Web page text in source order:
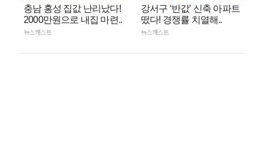
충남 홍성 집값 난리났다!
2000만원으로 내집 마련..
뉴스캐스트
강서구 ‘반값’ 신축 아파트
떴다! 경쟁률 치열해..
뉴스캐스트